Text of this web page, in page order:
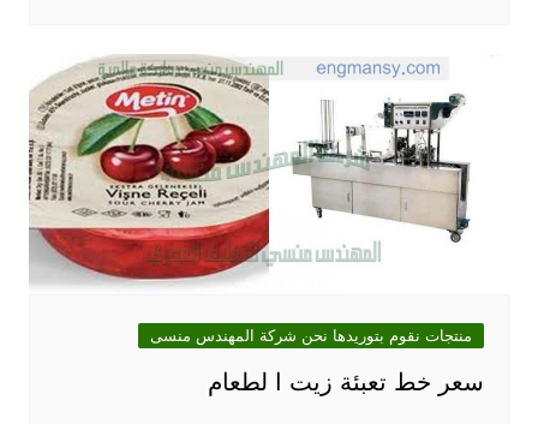
منتجات نقوم بتوريدها نحن شركة المهندس منسى
سعر خط تعبئة زيت ا لطعام